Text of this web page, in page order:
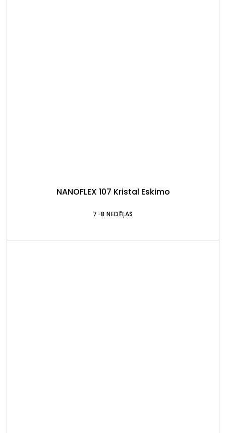
NANOFLEX 107 Kristal Eskimo
7-8 NEDĒĻAS